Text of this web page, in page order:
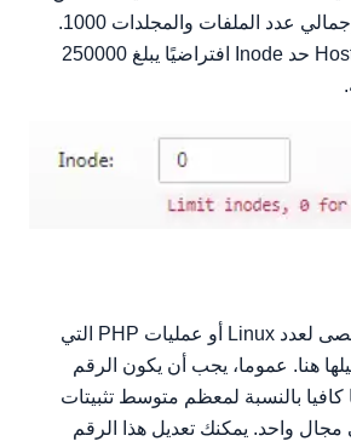
مساحة التخزين إلى إجمالي عدد الملفات والمجلدات 1000.
كمرجع ، تضع Hostwinds حد Inode افتراضيًا يبلغ 250000
يمكنك تعيين الحد الأقصى لعدد Linux أو عمليات PHP التي
هنا. عموما، يجب أن يكون الرقم
كافيا بالنسبة لمعظم متوسط تثبيتات
مجال واحد. يمكنك تعديل هذا الرقم